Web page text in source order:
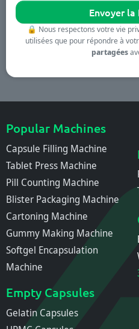
🔒 Nous respectons votre vie
utilisées que pour répondre à
partagées
Popular Machines
Capsule Filling Machine
Tablet Press Machine
Pill Counting Machine
Blister Packaging Machine
Cartoning Machine
Gummy Making Machine
Softgel Encapsulation
Machine
Empty Capsules
Gelatin Capsules